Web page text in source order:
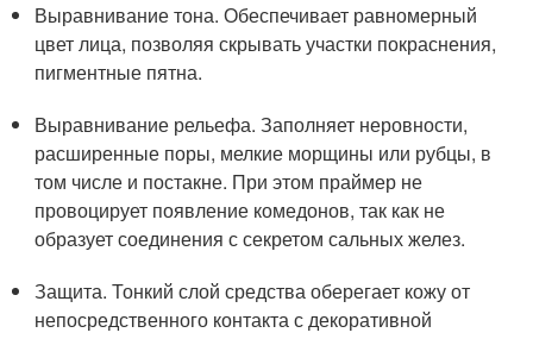
Выравнивание тона. Обеспечивает равномерный
цвет лица, позволяя скрывать участки покраснения,
пигментные пятна.
Выравнивание рельефа. Заполняет неровности,
расширенные поры, мелкие морщины или рубцы, в
том числе и постакне. При этом праймер не
провоцирует появление комедонов, так как не
образует соединения с секретом сальных желез.
Защита. Тонкий слой средства оберегает кожу от
непосредственного контакта с декоративной